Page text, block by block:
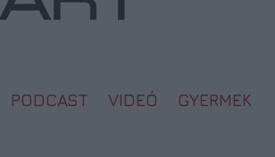
PODCAST VIDEÓ GYERMEK